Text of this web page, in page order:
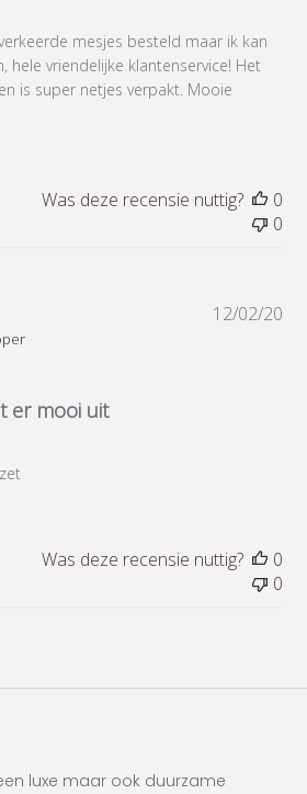
mesjes besteld maar ik kan
hele vriendelijke klantenservice! Het
is super netjes verpakt. Mooie
Was deze recensie nuttig?
0
0
er mooi uit
12/02/20
Was deze recensie nuttig?
0
0
luxe maar ook duurzame